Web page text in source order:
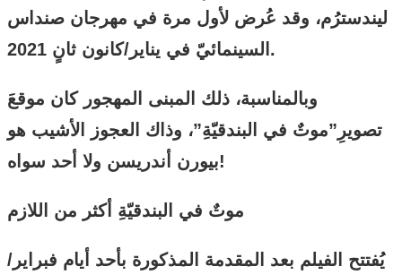
ليندسترُم، وقد عُرض لأول مرة في مهرجان صنداس
السينمائيّ في يناير/كانون ثانٍ 2021.
وبالمناسبة، ذلك المبنى المهجور كان موقعَ
تصويرِ”موتٌ في البندقيّةِ”، وذاك العجوز الأشيب هو
بيورن أندريسن ولا أحد سواه!
موتٌ في البندقيّةِ أكثر من اللازم
يُفتتح الفيلم بعد المقدمة المذكورة بأحد أيام فبراير/